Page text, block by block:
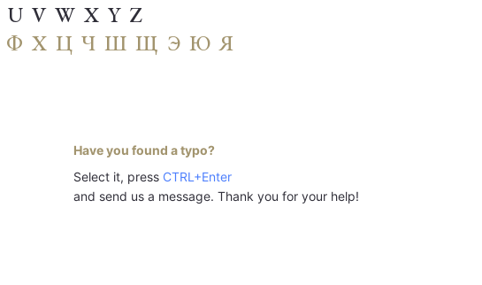
U V W X Y Z
Ф Х Ц Ч Ш Щ Э Ю Я
Have you found a typo?
Select it, press CTRL+Enter
and send us a message. Thank you for your help!